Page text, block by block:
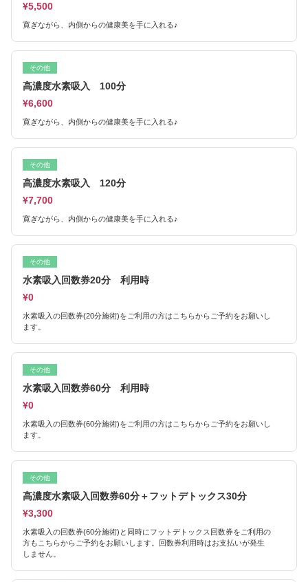
¥5,500
寛ぎながら、内側からの健康美を手に入れる♪
その他
高濃度水素吸入 100分
¥6,600
寛ぎながら、内側からの健康美を手に入れる♪
その他
高濃度水素吸入 120分
¥7,700
寛ぎながら、内側からの健康美を手に入れる♪
その他
水素吸入回数券20分 利用時
¥0
水素吸入の回数券(20分施術)をご利用の方はこちらからご予約をお願いし
ます。
その他
水素吸入回数券60分 利用時
¥0
水素吸入の回数券(60分施術)をご利用の方はこちらからご予約をお願いし
ます。
その他
高濃度水素吸入回数券60分＋フットデトックス30分
¥3,300
水素吸入の回数券(60分施術)と同時にフットデトックス回数券をご利用の
方もこちらからご予約をお願いします。回数券利用時はお支払いが発生
しません。